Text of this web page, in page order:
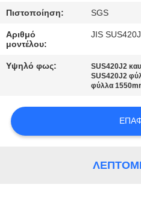
ΜΑΣ
ΕΛΆΤΕ
ΣΕ
ΖΗΤΉΣΤΕ
ΑΠΌΣΠΑΣΜΑ
Πιστοποίηση: SGS
Αριθμό
μοντέλου:
JIS
Υψηλό φως: SUS420J2
SUS420J2
φύλλα